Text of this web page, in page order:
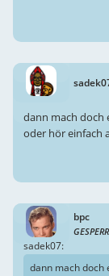
dann mach doch
oder hör einfach
bpc
sadek07:
dann mach doch